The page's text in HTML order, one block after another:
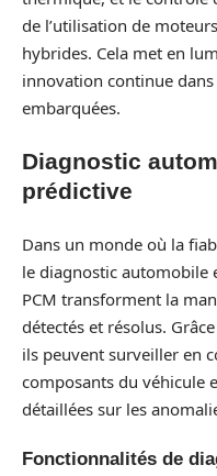
de l’utilisation de
hybrides. Cela met en
innovation continue
embarquées.
Diagnostic
prédictive
Dans un monde où la
le diagnostic automobile
PCM transforment la
détectés et résolus.
ils peuvent surveiller en
composants du véhicule
détaillées sur les
Fonctionnalités de